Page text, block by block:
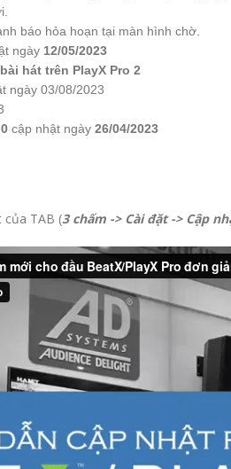
báo hỏa hoạn tại màn hình chờ.
ngày 12/05/2023
hát trên PlayX Pro 2
ngày 03/08/2023
cập nhật ngày 26/04/2023
của TAB (3 chấm -> Cài đặt -> Cập